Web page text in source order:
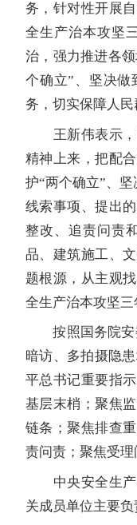
务，针对性开展
全生产治本攻坚
治，强力推进各
个确立”、坚决做
务，切实保障人民
王新伟表示，
精神上来，把配
护“两个确立”、
线索事项、提出
整改、追责问责
品、建筑施工、
题根源，从主观
全生产治本攻坚三
按照国务院安
暗访、多拍摄隐
平总书记重要指
基层末梢；聚焦
链条；聚焦排查
责问责；聚焦受理
中央安全生产
关成员单位主要负